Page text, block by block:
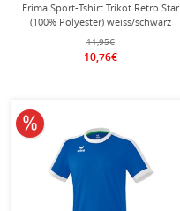
Erima Sport-Tshirt Trikot Retro Star
(100% Polyester) weiss/schwarz
Herren
11,95€
10,76€
10% reduziert